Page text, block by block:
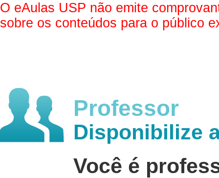
O eAulas USP não emite
sobre os conteúdos para o público
Professor
Disponibilize
Você é